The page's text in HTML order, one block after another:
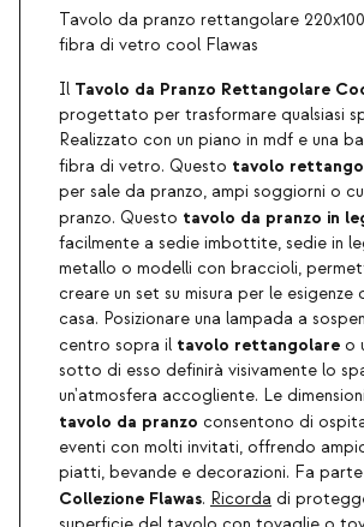
Tavolo da pranzo rettangolare
fibra di vetro cool Flawas
Il Tavolo da Pranzo Rettangolare
progettato per trasformare qualsiasi
Realizzato con un piano in mdf e una
fibra di vetro. Questo tavolo
per sale da pranzo, ampi soggiorni o
pranzo. Questo tavolo da pranzo in
facilmente a sedie imbottite, sedie in
metallo o modelli con braccioli,
creare un set su misura per le esigenze
casa. Posizionare una lampada a
centro sopra il tavolo rettangolare o
sotto di esso definirà visivamente lo
un'atmosfera accogliente. Le
tavolo da pranzo consentono di
eventi con molti invitati, offrendo
piatti, bevande e decorazioni. Fa
Collezione Flawas. Ricorda di